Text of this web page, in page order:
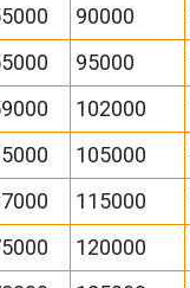
90000
95000
102000
105000
115000
120000